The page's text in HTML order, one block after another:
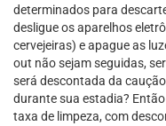
determinados para
desligue os aparelhos
cervejeiras) e apague as
out não sejam seguidas,
será descontada da
durante sua estadia?
taxa de limpeza, com